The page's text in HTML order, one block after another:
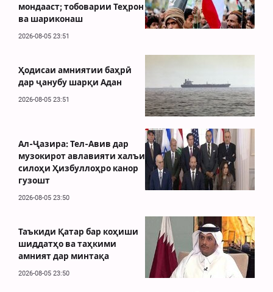
мондааст; тобоварии Теҳрон
ва шариконаш
2026-08-05 23:51
Ҳодисаи амниятии баҳрӣ
дар ҷанубу шарқи Адан
2026-08-05 23:51
Ал-Ҷазира: Тел-Авив дар
музокирот авлавияти халъи
силоҳи Ҳизбуллоҳро канор
гузошт
2026-08-05 23:50
Таъкиди Қатар бар коҳиши
шиддатҳо ва таҳкими
амният дар минтақа
2026-08-05 23:50